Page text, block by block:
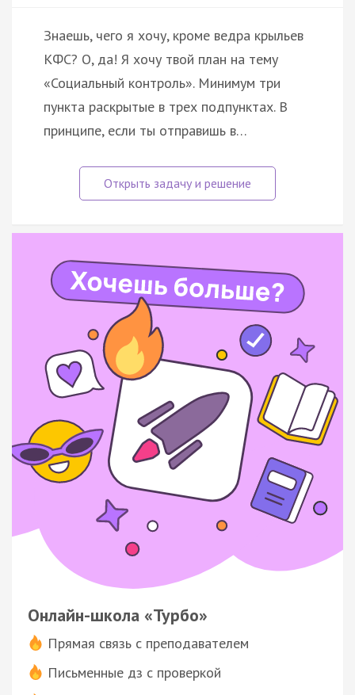
Знаешь, чего я хочу, кроме ведра крыльев
КФС? О, да! Я хочу твой план на тему
«Социальный контроль». Минимум три
пункта раскрытые в трех подпунктах. В
принципе, если ты отправишь в…
Онлайн-школа «Турбо»
Прямая связь с преподавателем
Письменные дз с проверкой